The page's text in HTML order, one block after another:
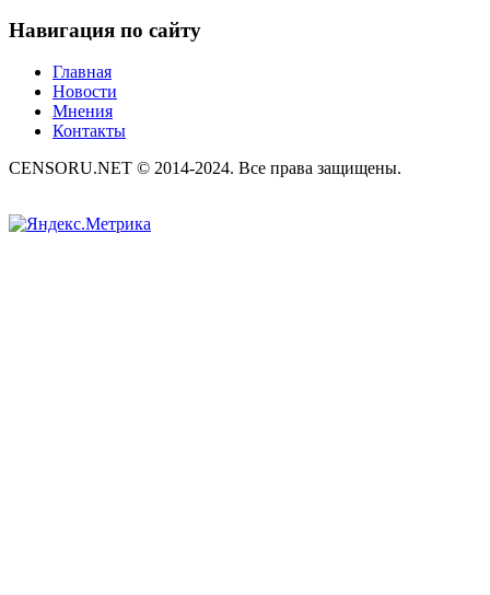
Навигация по сайту
Главная
Новости
Мнения
Контакты
CENSORU.NET © 2014-2024. Все права защищены.